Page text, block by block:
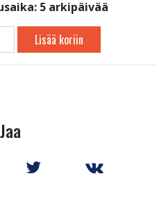
5 arkipäivää
Lisää koriin
Jaa